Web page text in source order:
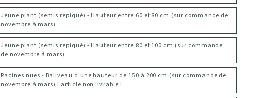
Jeune plant (semis repiqué) - Hauteur entre 60 et 80 cm (sur commande de
novembre à mars)
Jeune plant (semis repiqué) - Hauteur entre 80 et 100 cm (sur commande
de novembre à mars)
Racines nues - Baliveau d'une hauteur de 150 à 200 cm (sur commande de
novembre à mars) ! article non livrable !